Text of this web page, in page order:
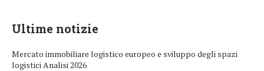
Ultime notizie
Mercato immobiliare logistico europeo e sviluppo degli spazi
logistici Analisi 2026